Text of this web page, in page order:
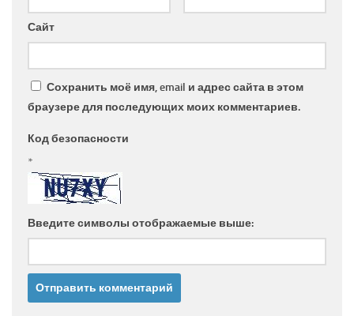
Сайт
Сохранить моё имя, email и адрес сайта в этом
браузере для последующих моих комментариев.
Код безопасности
*
Введите символы отображаемые выше: